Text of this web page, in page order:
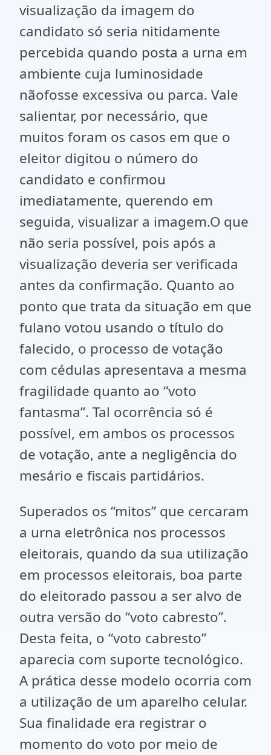
visualização da imagem do
candidato só seria nitidamente
percebida quando posta a urna em
ambiente cuja luminosidade
nãofosse excessiva ou parca. Vale
salientar, por necessário, que
muitos foram os casos em que o
eleitor digitou o número do
candidato e confirmou
imediatamente, querendo em
seguida, visualizar a imagem.O que
não seria possível, pois após a
visualização deveria ser verificada
antes da confirmação. Quanto ao
ponto que trata da situação em que
fulano votou usando o título do
falecido, o processo de votação
com cédulas apresentava a mesma
fragilidade quanto ao “voto
fantasma”. Tal ocorrência só é
possível, em ambos os processos
de votação, ante a negligência do
mesário e fiscais partidários.
Superados os “mitos” que cercaram
a urna eletrônica nos processos
eleitorais, quando da sua utilização
em processos eleitorais, boa parte
do eleitorado passou a ser alvo de
outra versão do “voto cabresto”.
Desta feita, o “voto cabresto”
aparecia com suporte tecnológico.
A prática desse modelo ocorria com
a utilização de um aparelho celular.
Sua finalidade era registrar o
momento do voto por meio de